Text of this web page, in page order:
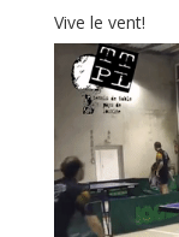
Vive le vent!